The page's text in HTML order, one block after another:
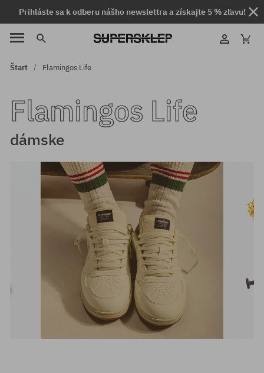
Prihláste sa k odberu nášho newslettra a získajte 5 % zľavu!
Štart Flamingos Life
Flamingos Life
dámske